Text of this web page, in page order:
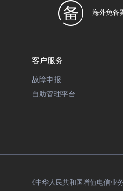
海外免备
客户服务
故障申报
自助管理平台
《中华人民共和国增值电信业